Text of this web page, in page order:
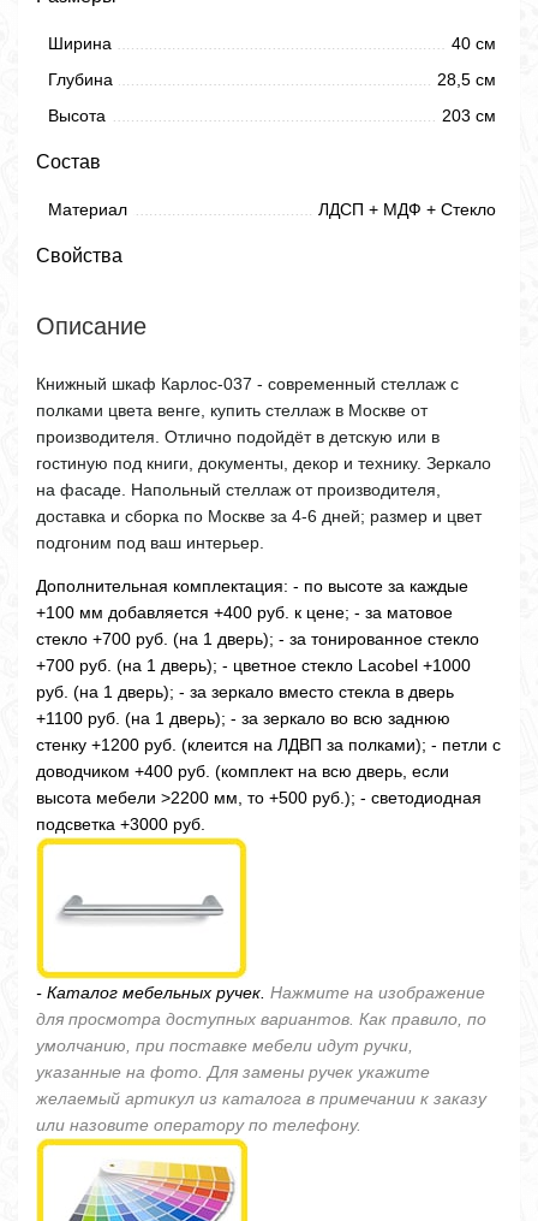
Ширина
40 см
Глубина
28,5 см
Высота
203 см
Состав
Материал ЛДСП + МДФ + Стекло
Свойства
Описание
Книжный шкаф Карлос-037 - современный стеллаж с
полками цвета венге, купить стеллаж в Москве от
производителя. Отлично подойдёт в детскую или в
гостиную под книги, документы, декор и технику. Зеркало
на фасаде. Напольный стеллаж от производителя,
доставка и сборка по Москве за 4-6 дней; размер и цвет
подгоним под ваш интерьер.
Дополнительная комплектация: - по высоте за каждые
+100 мм добавляется +400 руб. к цене; - за матовое
стекло +700 руб. (на 1 дверь); - за тонированное стекло
+700 руб. (на 1 дверь); - цветное стекло Lacobel +1000
руб. (на 1 дверь); - за зеркало вместо стекла в дверь
+1100 руб. (на 1 дверь); - за зеркало во всю заднюю
стенку +1200 руб. (клеится на ЛДВП за полками); - петли с
доводчиком +400 руб. (комплект на всю дверь, если
высота мебели >2200 мм, то +500 руб.); - светодиодная
подсветка +3000 руб.
- Каталог мебельных ручек. Нажмите на изображение
для просмотра доступных вариантов. Как правило, по
умолчанию, при поставке мебели идут ручки,
указанные на фото. Для замены ручек укажите
желаемый артикул из каталога в примечании к заказу
или назовите оператору по телефону.